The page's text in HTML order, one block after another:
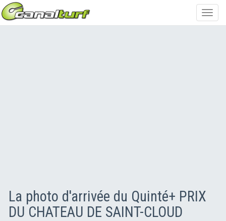
La photo d'arrivée du Quinté+ PRIX
DU CHATEAU DE SAINT-CLOUD